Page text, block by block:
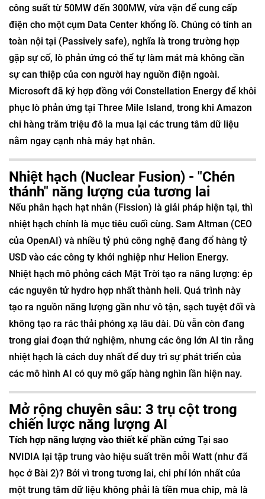
công suất từ 50MW đến 300MW, vừa vặn để cung cấp
điện cho một cụm Data Center khổng lồ. Chúng có tính an
toàn nội tại (Passively safe), nghĩa là trong trường hợp
gặp sự cố, lò phản ứng có thể tự làm mát mà không cần
sự can thiệp của con người hay nguồn điện ngoài.
Microsoft đã ký hợp đồng với Constellation Energy để khôi
phục lò phản ứng tại Three Mile Island, trong khi Amazon
chi hàng trăm triệu đô la mua lại các trung tâm dữ liệu
nằm ngay cạnh nhà máy hạt nhân.
Nhiệt hạch (Nuclear Fusion) - "Chén
thánh" năng lượng của tương lai
Nếu phân hạch hạt nhân (Fission) là giải pháp hiện tại, thì
nhiệt hạch chính là mục tiêu cuối cùng. Sam Altman (CEO
của OpenAI) và nhiều tỷ phú công nghệ đang đổ hàng tỷ
USD vào các công ty khởi nghiệp như Helion Energy.
Nhiệt hạch mô phỏng cách Mặt Trời tạo ra năng lượng: ép
các nguyên tử hydro hợp nhất thành heli. Quá trình này
tạo ra nguồn năng lượng gần như vô tận, sạch tuyệt đối và
không tạo ra rác thải phóng xạ lâu dài. Dù vẫn còn đang
trong giai đoạn thử nghiệm, nhưng các ông lớn AI tin rằng
nhiệt hạch là cách duy nhất để duy trì sự phát triển của
các mô hình AI có quy mô gấp hàng nghìn lần hiện nay.
Mở rộng chuyên sâu: 3 trụ cột trong
chiến lược năng lượng AI
Tích hợp năng lượng vào thiết kế phần cứng Tại sao
NVIDIA lại tập trung vào hiệu suất trên mỗi Watt (như đã
học ở Bài 2)? Bởi vì trong tương lai, chi phí lớn nhất của
một trung tâm dữ liệu không phải là tiền mua chip, mà là